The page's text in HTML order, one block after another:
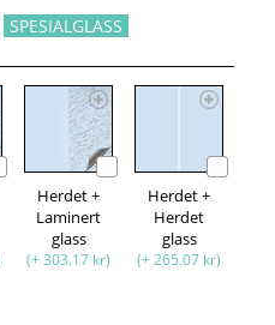
SPESIALGLASS
Herdet +
Laminert
glass
(+ 303.17 kr)
Herdet +
Herdet
glass
(+ 265.07 kr)